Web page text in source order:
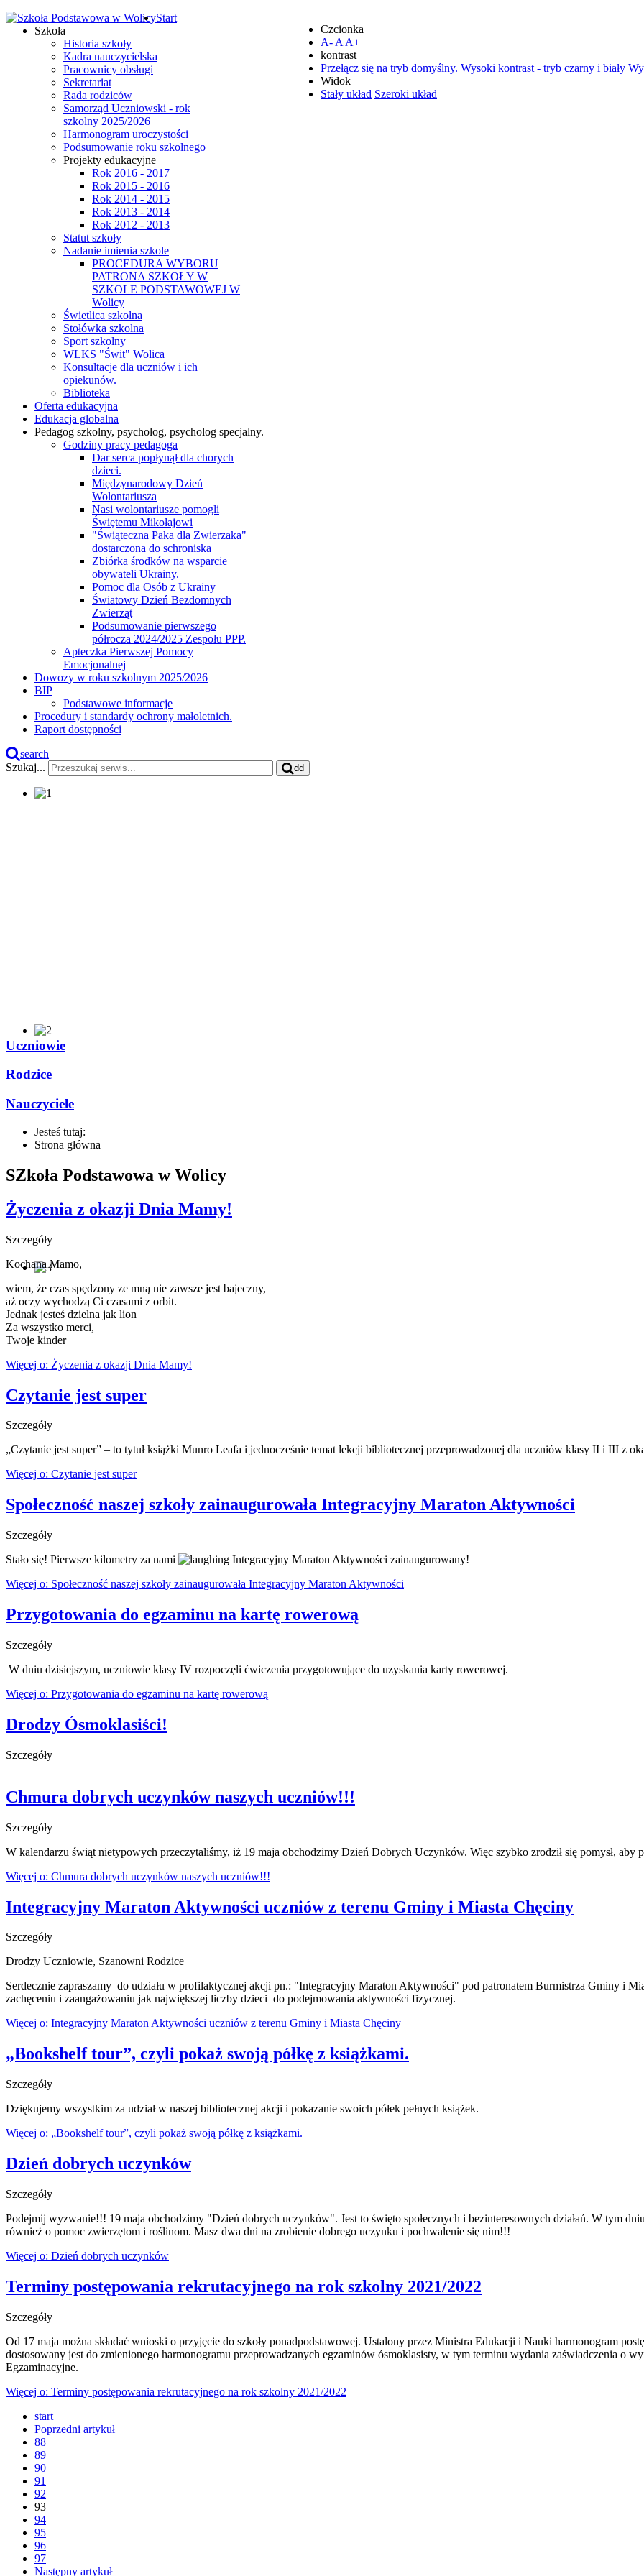
Czcionka
A- A A+
kontrast
Przełącz się na tryb domyślny. Wysoki kontrast - tryb czarny i biały
Widok
Stały układ Szeroki układ
Start
Szkoła
Historia szkoły
Kadra nauczycielska
Pracownicy obsługi
Sekretariat
Rada rodziców
Samorząd Uczniowski - rok
szkolny 2025/2026
Harmonogram uroczystości
Podsumowanie roku szkolnego
Projekty edukacyjne
Rok 2016 - 2017
Rok 2015 - 2016
Rok 2014 - 2015
Rok 2013 - 2014
Rok 2012 - 2013
Statut szkoły
Nadanie imienia szkole
PROCEDURA WYBORU
PATRONA SZKOŁY W
SZKOLE PODSTAWOWEJ W
Wolicy
Świetlica szkolna
Stołówka szkolna
Sport szkolny
WLKS "Świt" Wolica
Konsultacje dla uczniów i ich
opiekunów.
Biblioteka
Oferta edukacyjna
Edukacja globalna
Pedagog szkolny, psycholog, psycholog specjalny.
Godziny pracy pedagoga
Dar serca popłynął dla chorych
dzieci.
Międzynarodowy Dzień
Wolontariusza
Nasi wolontariusze pomogli
Świętemu Mikołajowi
"Świąteczna Paka dla Zwierzaka"
dostarczona do schroniska
Zbiórka środków na wsparcie
obywateli Ukrainy.
Pomoc dla Osób z Ukrainy
Światowy Dzień Bezdomnych
Zwierząt
Podsumowanie pierwszego
półrocza 2024/2025 Zespołu PPP.
Apteczka Pierwszej Pomocy
Emocjonalnej
Dowozy w roku szkolnym 2025/2026
BIP
Podstawowe informacje
Procedury i standardy ochrony małoletnich.
Raport dostępności
search
Szukaj...
dd
Uczniowie
Rodzice
Nauczyciele
Jesteś tutaj:
Strona główna
SZkoła Podstawowa w Wolicy
Życzenia z okazji Dnia Mamy!
Szczegóły
Kochana Mamo,
wiem, że czas spędzony ze mną nie zawsze jest bajeczny,
aż oczy wychodzą Ci czasami z orbit.
Jednak jesteś dzielna jak lion
Za wszystko merci,
Twoje kinder
Więcej o: Życzenia z okazji Dnia Mamy!
Czytanie jest super
Szczegóły
„Czytanie jest super” – to tytuł książki Munro Leafa i jednocześnie temat lekcji bibliotecznej przeprowadzonej dla uczniów klasy II i III z
Więcej o: Czytanie jest super
Społeczność naszej szkoły zainaugurowała Integracyjny Maraton Aktywności
Szczegóły
Stało się! Pierwsze kilometry za nami
Integracyjny Maraton Aktywności zainaugurowany!
Więcej o: Społeczność naszej szkoły zainaugurowała Integracyjny Maraton Aktywności
Przygotowania do egzaminu na kartę rowerową
Szczegóły
W dniu dzisiejszym, uczniowie klasy IV rozpoczęli ćwiczenia przygotowujące do uzyskania karty rowerowej.
Więcej o: Przygotowania do egzaminu na kartę rowerową
Drodzy Ósmoklasiści!
Szczegóły
Chmura dobrych uczynków naszych uczniów!!!
Szczegóły
W kalendarzu świąt nietypowych przeczytaliśmy, iż 19 maja obchodzimy Dzień Dobrych Uczynków. Więc szybko zrodził się pomysł, aby
Więcej o: Chmura dobrych uczynków naszych uczniów!!!
Integracyjny Maraton Aktywności uczniów z terenu Gminy i Miasta Chęciny
Szczegóły
Drodzy Uczniowie, Szanowni Rodzice
Serdecznie zapraszamy do udziału w profilaktycznej akcji pn.: "Integracyjny Maraton Aktywności" pod patronatem Burmistrza Gminy i
zachęceniu i zaangażowaniu jak największej liczby dzieci do podejmowania aktywności fizycznej.
Więcej o: Integracyjny Maraton Aktywności uczniów z terenu Gminy i Miasta Chęciny
„Bookshelf tour”, czyli pokaż swoją półkę z książkami.
Szczegóły
Dziękujemy wszystkim za udział w naszej bibliotecznej akcji i pokazanie swoich półek pełnych książek.
Więcej o: „Bookshelf tour”, czyli pokaż swoją półkę z książkami.
Dzień dobrych uczynków
Szczegóły
Podejmij wyzwanie!!! 19 maja obchodzimy "Dzień dobrych uczynków". Jest to święto społecznych i bezinteresownych działań. W tym
również o pomoc zwierzętom i roślinom. Masz dwa dni na zrobienie dobrego uczynku i pochwalenie się nim!!!
Więcej o: Dzień dobrych uczynków
Terminy postępowania rekrutacyjnego na rok szkolny 2021/2022
Szczegóły
Od 17 maja można składać wnioski o przyjęcie do szkoły ponadpodstawowej. Ustalony przez Ministra Edukacji i Nauki harmonogram
dostosowany jest do zmienionego harmonogramu przeprowadzanych egzaminów ósmoklasisty, w tym terminu wydania zaświadczenia o
Egzaminacyjne.
Więcej o: Terminy postępowania rekrutacyjnego na rok szkolny 2021/2022
start
Poprzedni artykuł
88
89
90
91
92
93
94
95
96
97
Następny artykuł